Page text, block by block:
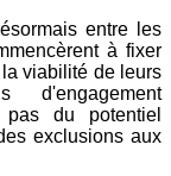
entre les
à fixer
viabilité de leurs
d'engagement
du potentiel
exclusions aux